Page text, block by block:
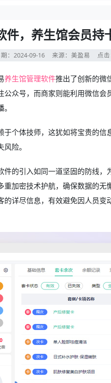
件，养生馆会员持
期：2024-09-16 来源：美盈易 点击
养生馆管理软件推出了创新的微
众号，而商家则能利用微信会
个体技师，这犹如将宝贵的
险。
的引入如同一道坚固的防线
加密技术护航，确保数据的
详尽信息，有效避免因人员